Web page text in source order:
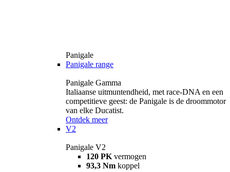
Panigale
Panigale range
Panigale Gamma
Italiaanse uitmuntendheid, met race-DNA en een
competitieve geest: de Panigale is de droommotor
van elke Ducatist.
Ontdek meer
V2
Panigale V2
120 PK vermogen
93,3 Nm koppel